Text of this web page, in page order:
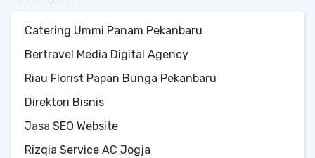
Catering Ummi Panam Pekanbaru
Bertravel Media Digital Agency
Riau Florist Papan Bunga Pekanbaru
Direktori Bisnis
Jasa SEO Website
Rizqia Service AC Jogja